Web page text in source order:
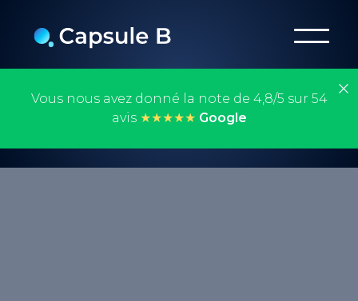
Vous nous avez donné la note de 4,8/5 sur 54
avis ★★★★★ Google